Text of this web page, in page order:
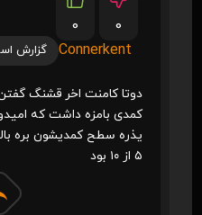
0
0
Connerkent
گزارش
دوتا کامنت اخر قشنگ
کمدی بامزه داشت که
یذره سطح کمدیشون بره
۵ از ۱۰ بود